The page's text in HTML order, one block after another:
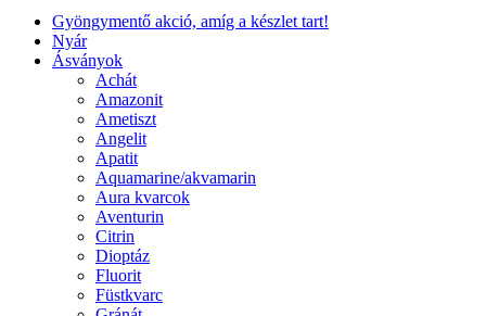
Gyöngymentő akció, amíg a készlet tart!
Nyár
Ásványok
Achát
Amazonit
Ametiszt
Angelit
Apatit
Aquamarine/akvamarin
Aura kvarcok
Aventurin
Citrin
Dioptáz
Fluorit
Füstkvarc